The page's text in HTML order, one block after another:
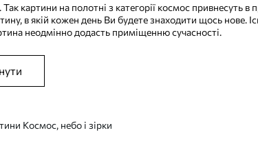
картини на полотні з категорії космос привнесуть в
в якій кожен день Ви будете знаходити щось нове.
неодмінно додасть приміщенню сучасності.
Космос, небо і зірки